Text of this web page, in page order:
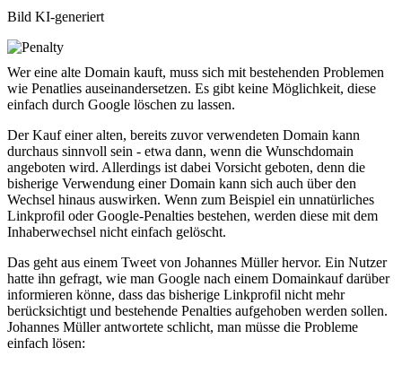
Bild KI-generiert
Wer eine alte Domain kauft, muss sich mit bestehenden Problemen
wie Penatlies auseinandersetzen. Es gibt keine Möglichkeit, diese
einfach durch Google löschen zu lassen.
Der Kauf einer alten, bereits zuvor verwendeten Domain kann
durchaus sinnvoll sein - etwa dann, wenn die Wunschdomain
angeboten wird. Allerdings ist dabei Vorsicht geboten, denn die
bisherige Verwendung einer Domain kann sich auch über den
Wechsel hinaus auswirken. Wenn zum Beispiel ein unnatürliches
Linkprofil oder Google-Penalties bestehen, werden diese mit dem
Inhaberwechsel nicht einfach gelöscht.
Das geht aus einem Tweet von Johannes Müller hervor. Ein Nutzer
hatte ihn gefragt, wie man Google nach einem Domainkauf darüber
informieren könne, dass das bisherige Linkprofil nicht mehr
berücksichtigt und bestehende Penalties aufgehoben werden sollen.
Johannes Müller antwortete schlicht, man müsse die Probleme
einfach lösen: